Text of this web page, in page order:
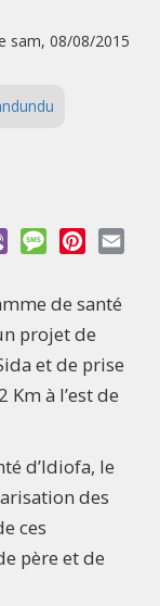
sam, 08/08/2015
Viber MessagePinterest
de santé
projet de
et de prise
à l’est de
d’Idiofa, le
des
ces
père et de